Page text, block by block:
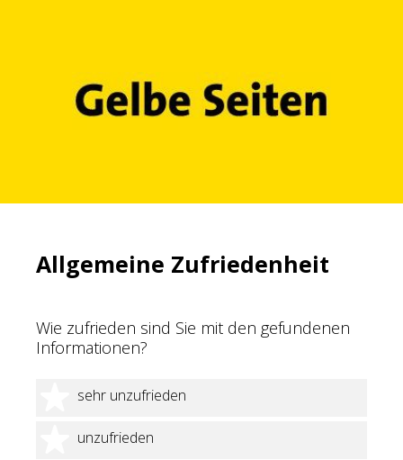
Allgemeine Zufriedenheit
Wie zufrieden sind Sie mit den gefundenen
Informationen?
sehr unzufrieden
1 Stern
unzufrieden
2 Sterne